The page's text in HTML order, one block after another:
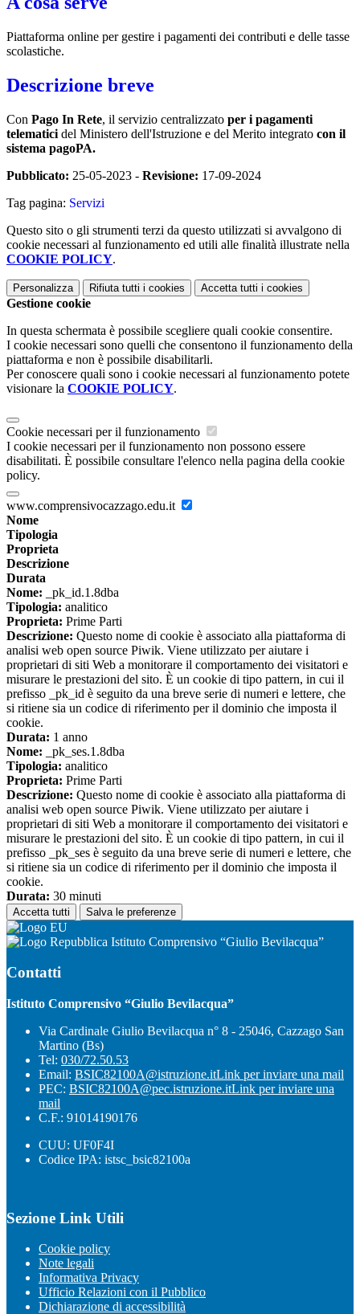
Piattaforma online per gestire i pagamenti dei contributi e delle tasse
scolastiche.
Descrizione breve
Con Pago In Rete, il servizio centralizzato per i pagamenti
telematici del Ministero dell'Istruzione e del Merito integrato con il
sistema pagoPA.
Pubblicato: 25-05-2023 - Revisione: 17-09-2024
Tag pagina: Servizi
Questo sito o gli strumenti terzi da questo utilizzati si avvalgono di
cookie necessari al funzionamento ed utili alle finalità illustrate nella
COOKIE POLICY.
Personalizza Rifiuta tutti i cookies Accetta tutti i cookies
Gestione cookie
In questa schermata è possibile scegliere quali cookie consentire.
I cookie necessari sono quelli che consentono il funzionamento della
piattaforma e non è possibile disabilitarli.
Per conoscere quali sono i cookie necessari al funzionamento potete
visionare la COOKIE POLICY.
Cookie necessari per il funzionamento
I cookie necessari per il funzionamento non possono essere
disabilitati. È possibile consultare l'elenco nella pagina della cookie
policy.
www.comprensivocazzago.edu.it
Nome
Tipologia
Proprieta
Descrizione
Durata
Nome: _pk_id.1.8dba
Tipologia: analitico
Proprieta: Prime Parti
Descrizione: Questo nome di cookie è associato alla piattaforma di
analisi web open source Piwik. Viene utilizzato per aiutare i
proprietari di siti Web a monitorare il comportamento dei visitatori e
misurare le prestazioni del sito. È un cookie di tipo pattern, in cui il
prefisso _pk_id è seguito da una breve serie di numeri e lettere, che
si ritiene sia un codice di riferimento per il dominio che imposta il
cookie.
Durata: 1 anno
Nome: _pk_ses.1.8dba
Tipologia: analitico
Proprieta: Prime Parti
Descrizione: Questo nome di cookie è associato alla piattaforma di
analisi web open source Piwik. Viene utilizzato per aiutare i
proprietari di siti Web a monitorare il comportamento dei visitatori e
misurare le prestazioni del sito. È un cookie di tipo pattern, in cui il
prefisso _pk_ses è seguito da una breve serie di numeri e lettere, che
si ritiene sia un codice di riferimento per il dominio che imposta il
cookie.
Durata: 30 minuti
Accetta tutti Salva le preferenze
Istituto Comprensivo “Giulio Bevilacqua”
Contatti
Istituto Comprensivo “Giulio Bevilacqua”
Via Cardinale Giulio Bevilacqua n° 8 - 25046, Cazzago San
Martino (Bs)
Tel: 030/72.50.53
Email: BSIC82100A@istruzione.itLink per inviare una mail
PEC: BSIC82100A@pec.istruzione.itLink per inviare una
mail
C.F.: 91014190176
CUU: UF0F4I
Codice IPA: istsc_bsic82100a
Sezione Link Utili
Cookie policy
Note legali
Informativa Privacy
Ufficio Relazioni con il Pubblico
Dichiarazione di accessibilità